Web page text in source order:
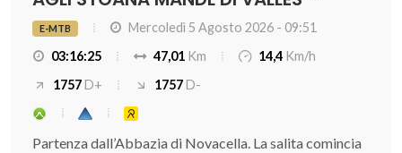
E-MTB
Mercoledì 5 Agosto 2026 - 09:51
03:16:25
47,01 Km 14,4 Km/h
1757D+ 1757D-
Partenza dall’Abbazia di Novacella. La salita comincia